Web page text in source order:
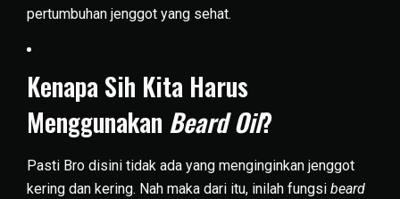
pertumbuhan jenggot yang sehat.
Kenapa Sih Kita Harus
Menggunakan Beard Oil?
Pasti Bro disini tidak ada yang menginginkan jenggot
kering dan kering. Nah maka dari itu, inilah fungsi beard